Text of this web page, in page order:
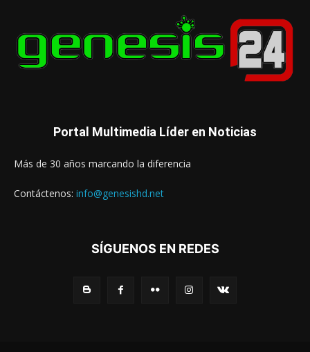
Portal Multimedia Líder en Noticias
Más de 30 años marcando la diferencia
Contáctenos: info@genesishd.net
SÍGUENOS EN REDES